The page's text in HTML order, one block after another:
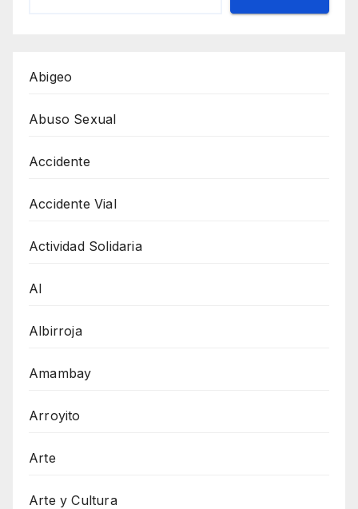
Abigeo
Abuso Sexual
Accidente
Accidente Vial
Actividad Solidaria
AI
Albirroja
Amambay
Arroyito
Arte
Arte y Cultura